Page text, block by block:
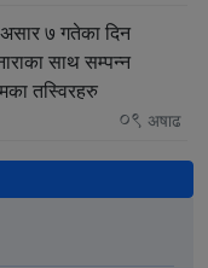
७ गतेका दिन
साथ सम्पन्‍न
तस्विरहरु
09 अषाढ